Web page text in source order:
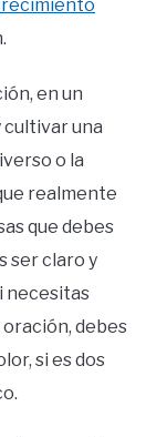
en un
cultivar una
o la
realmente
que debes
ser claro y
necesitas
debes
si es dos